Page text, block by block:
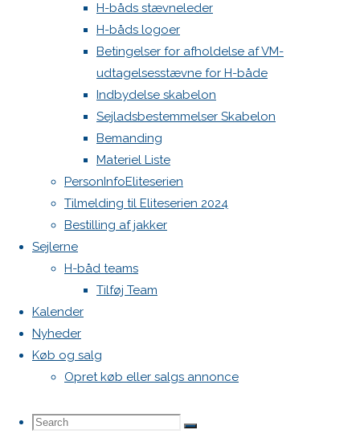
H-båds stævneleder
H-båds logoer
Betingelser for afholdelse af VM-
udtagelsesstævne for H-både
Indbydelse skabelon
Sejladsbestemmelser Skabelon
Bemanding
Materiel Liste
PersonInfoEliteserien
Tilmelding til Eliteserien 2024
Bestilling af jakker
Sejlerne
H-båd teams
Tilføj Team
Kalender
Nyheder
Køb og salg
Opret køb eller salgs annonce
Search
Search
Search
et
svar
Din e-
mailadresse
vil ikke
blive
publiceret.
Krævede
felter er
markeret
med
Comment